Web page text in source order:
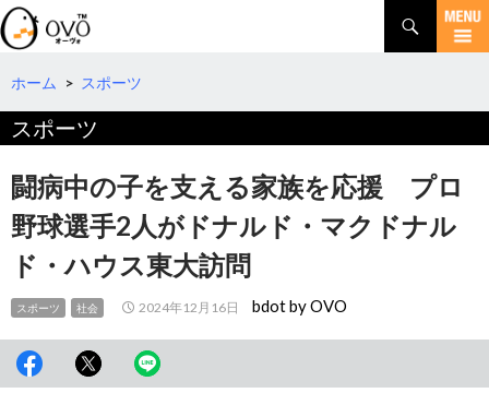
検
索
コ
テ
へ
移
動
ホーム > スポーツ
スポーツ
闘病中の子を支える家族を応援 プロ
野球選手2人がドナルド・マクドナル
ド・ハウス東大訪問
スポーツ 社会 2024年12月16日 bdot by OVO